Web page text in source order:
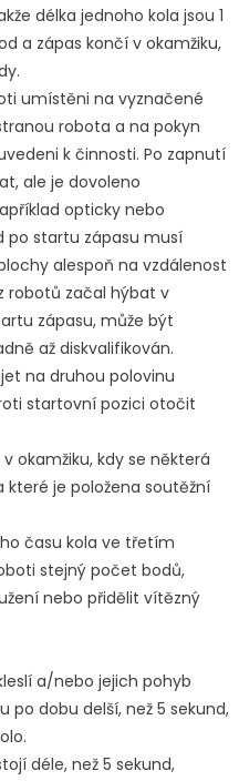
délka jednoho kola jsou 1
a zápas končí v okamžiku,
umístěni na vyznačené
robota a na pokyn
k činnosti. Po zapnutí
ale je dovoleno
opticky nebo
po startu zápasu musí
alespoň na vzdálenost
robotů začal hýbat v
zápasu, může být
až diskvalifikován.
na druhou polovinu
startovní pozici otočit
okamžiku, kdy se některá
které je položena soutěžní
času kola ve třetím
stejný počet bodů,
nebo přidělit vítězný
a/nebo jejich pohyb
po dobu delší, než 5 sekund,
déle, než 5 sekund,